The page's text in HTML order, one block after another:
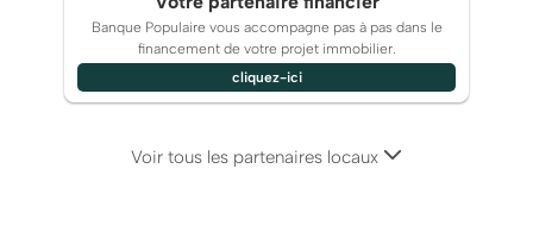
Banque Populaire vous accompagne pas à pas dans le
financement de votre projet immobilier.
cliquez-ici
Voir tous les partenaires locaux